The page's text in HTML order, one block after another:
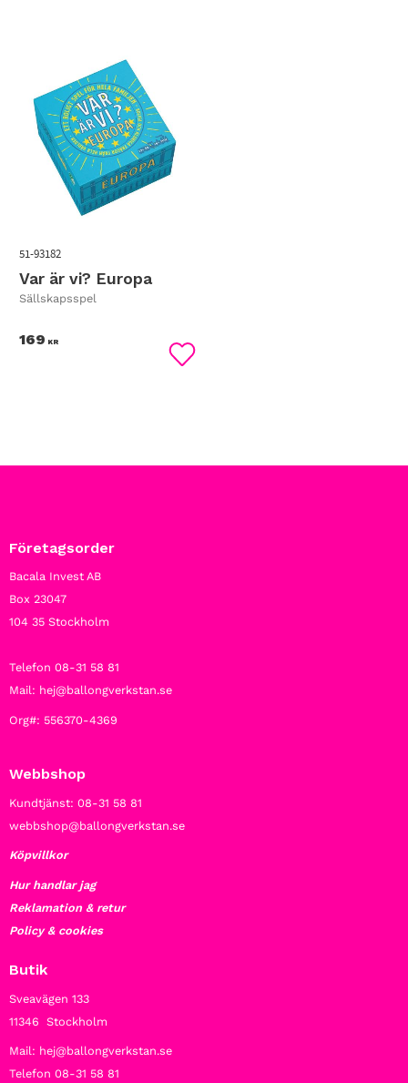
Var är vi? Europa
Sällskapsspel
51-93182
169 KR
Lägg till i favoriter
Företagsorder
Bacala Invest AB
Box 23047
104 35 Stockholm
Telefon 08-31 58 81
Mail: hej@ballongverkstan.se
Org#: 556370-4369
Webbshop
Kundtjänst: 08-31 58 81
webbshop@ballongverkstan.se
Köpvillkor
Hur handlar jag
Reklamation & retur
Policy & cookies
Butik
Sveavägen 133
11346 Stockholm
Mail: hej@ballongverkstan.se
Telefon 08-31 58 81